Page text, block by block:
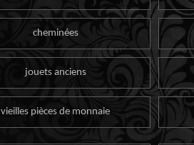
cheminées
jouets anciens
vieilles pièces de monnaie